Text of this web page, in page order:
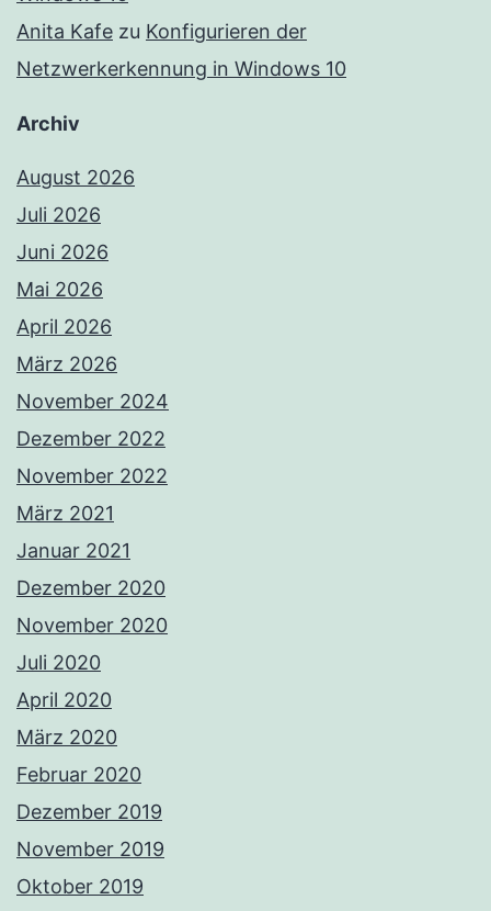
Anita Kafe zu Konfigurieren der
Netzwerkerkennung in Windows 10
Archiv
August 2026
Juli 2026
Juni 2026
Mai 2026
April 2026
März 2026
November 2024
Dezember 2022
November 2022
März 2021
Januar 2021
Dezember 2020
November 2020
Juli 2020
April 2020
März 2020
Februar 2020
Dezember 2019
November 2019
Oktober 2019